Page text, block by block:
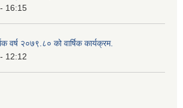
16:15
वर्ष २०७९.८० को वार्षिक कार्यक्रम.
12:12